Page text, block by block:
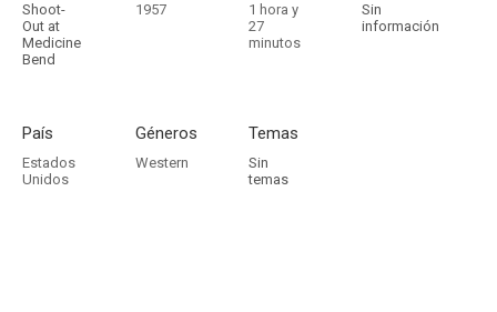
Shoot-
Out at
Medicine
Bend
1957
1 hora y
27
minutos
Sin
información
País
Estados
Unidos
Géneros
Western
Temas
Sin
temas